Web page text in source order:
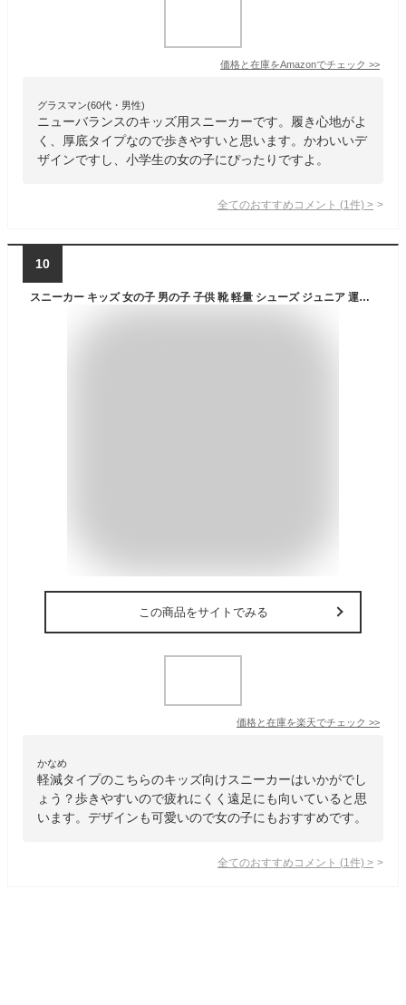
価格と在庫をAmazonでチェック >>
グラスマン(60代・男性)
ニューバランスのキッズ用スニーカーです。履き心地がよ
く、厚底タイプなので歩きやすいと思います。かわいいデ
ザインですし、小学生の女の子にぴったりですよ。
全てのおすすめコメント (1 件) >
10
スニーカー キッズ 女の子 男の子 子供 靴 軽量 シューズ ジュニア 運動靴 黒 子ども靴 キッズ靴 ベビー靴 通気 スポーツ くつ おしゃれ 可愛い 遠足 通園 通学 小学生 誕生日 プレゼント 歩きやすい 春夏秋冬
この商品をサイトでみる
価格と在庫を楽天でチェック >>
かなめ
軽減タイプのこちらのキッズ向けスニーカーはいかがでし
ょう？歩きやすいので疲れにくく遠足にも向いていると思
います。デザインも可愛いので女の子にもおすすめです。
全てのおすすめコメント (1 件) >